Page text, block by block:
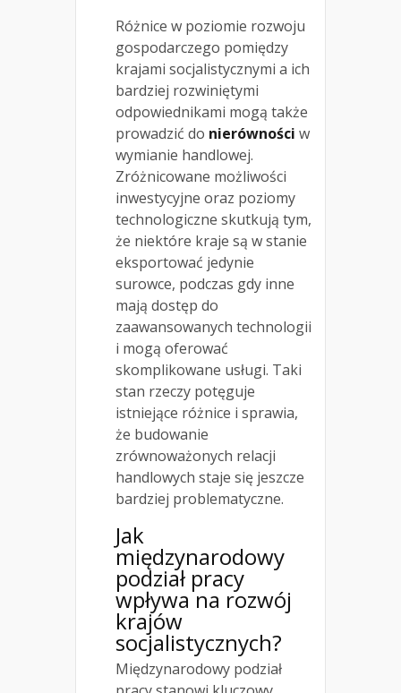
Różnice w poziomie rozwoju
gospodarczego pomiędzy
krajami socjalistycznymi a ich
bardziej rozwiniętymi
odpowiednikami mogą także
prowadzić do nierówności w
wymianie handlowej.
Zróżnicowane możliwości
inwestycyjne oraz poziomy
technologiczne skutkują tym,
że niektóre kraje są w stanie
eksportować jedynie
surowce, podczas gdy inne
mają dostęp do
zaawansowanych technologii
i mogą oferować
skomplikowane usługi. Taki
stan rzeczy potęguje
istniejące różnice i sprawia,
że budowanie
zrównoważonych relacji
handlowych staje się jeszcze
bardziej problematyczne.
Jak
międzynarodowy
podział pracy
wpływa na rozwój
krajów
socjalistycznych?
Międzynarodowy podział